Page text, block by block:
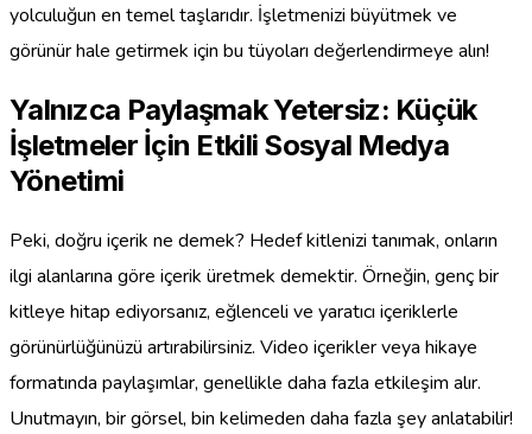
yolculuğun en temel taşlarıdır. İşletmenizi büyütmek ve
görünür hale getirmek için bu tüyoları değerlendirmeye alın!
Yalnızca Paylaşmak Yetersiz: Küçük
İşletmeler İçin Etkili Sosyal Medya
Yönetimi
Peki, doğru içerik ne demek? Hedef kitlenizi tanımak, onların
ilgi alanlarına göre içerik üretmek demektir. Örneğin, genç bir
kitleye hitap ediyorsanız, eğlenceli ve yaratıcı içeriklerle
görünürlüğünüzü artırabilirsiniz. Video içerikler veya hikaye
formatında paylaşımlar, genellikle daha fazla etkileşim alır.
Unutmayın, bir görsel, bin kelimeden daha fazla şey anlatabilir!